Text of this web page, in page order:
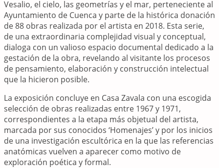
Vesalio, el cielo, las geometrías y el mar, perteneciente al
Ayuntamiento de Cuenca y parte de la histórica donación
de 88 obras realizada por el artista en 2018. Esta serie,
de una extraordinaria complejidad visual y conceptual,
dialoga con un valioso espacio documental dedicado a la
gestación de la obra, revelando al visitante los procesos
de pensamiento, elaboración y construcción intelectual
que la hicieron posible.
La exposición concluye en Casa Zavala con una escogida
selección de obras realizadas entre 1967 y 1971,
correspondientes a la etapa más objetual del artista,
marcada por sus conocidos ‘Homenajes’ y por los inicios
de una investigación escultórica en la que las referencias
anatómicas vuelven a aparecer como motivo de
exploración poética y formal.